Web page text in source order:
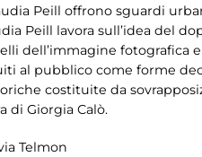
Peill offrono sguardi
Peill lavora sull’idea del
dell’immagine fotografica
al pubblico come forme
costituite da
di Giorgia Calò.
Telmon